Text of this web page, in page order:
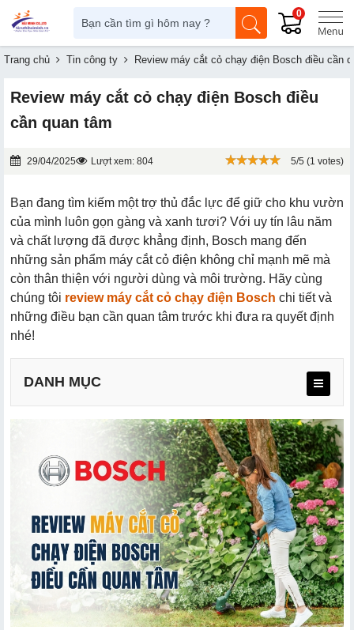
0
Trang chủ Tin công ty Review máy cắt cỏ chạy điện Bosch điều cần
Review máy cắt cỏ chạy điện Bosch điều
cần quan tâm
29/04/2025 Lượt xem: 804 5/5 (1 votes)
Bạn đang tìm kiếm một trợ thủ đắc lực để giữ cho khu vườn
của mình luôn gọn gàng và xanh tươi? Với uy tín lâu năm
và chất lượng đã được khẳng định, Bosch mang đến
những sản phẩm máy cắt cỏ điện không chỉ mạnh mẽ mà
còn thân thiện với người dùng và môi trường. Hãy cùng
chúng tôi review máy cắt cỏ chạy điện Bosch chi tiết và
những điều bạn cần quan tâm trước khi đưa ra quyết định
nhé!
DANH MỤC
a. Công suất và hiệu suất cắt
b. Thiết kế và tính năng
c. Độ bền và chất liệu
d. Giá cả và chính sách bảo hành